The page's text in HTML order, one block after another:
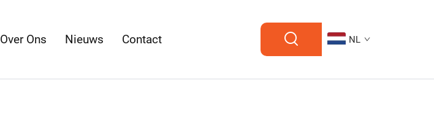
Over Ons Nieuws Contact NL